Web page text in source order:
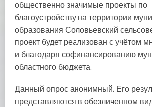
общественно значимые проекты по
благоустройству на территории
образования Соловьевский
проект будет реализован с учётом
и благодаря софинансированию
областного бюджета.
Данный опрос анонимный. Его
представляются в обезличенном